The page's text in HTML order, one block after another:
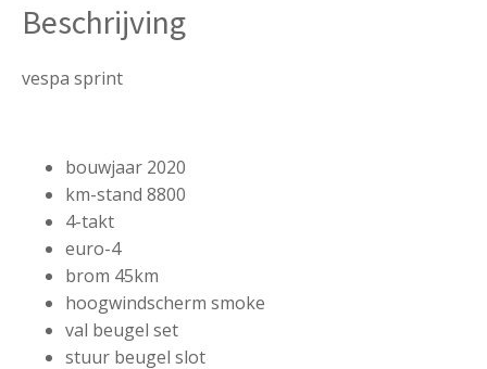
Beschrijving
vespa sprint
bouwjaar 2020
km-stand 8800
4-takt
euro-4
brom 45km
hoogwindscherm smoke
val beugel set
stuur beugel slot